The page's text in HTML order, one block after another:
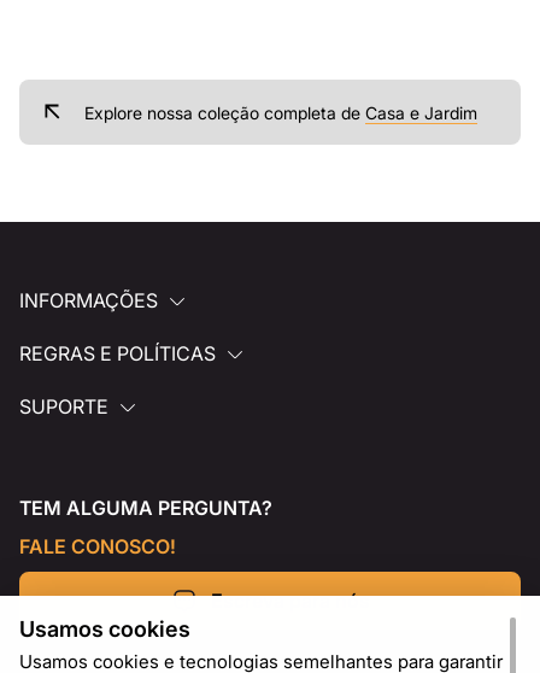
Explore nossa coleção completa de Casa e Jardim
INFORMAÇÕES
REGRAS E POLÍTICAS
SUPORTE
TEM ALGUMA PERGUNTA?
FALE CONOSCO!
Escreva para nós
Usamos cookies
Usamos cookies e tecnologias semelhantes para garantir